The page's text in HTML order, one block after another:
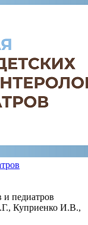
и педиатров
Куприенко И.В.,